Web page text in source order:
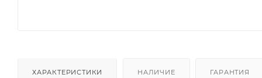
ХАРАКТЕРИСТИКИ НАЛИЧИЕ ГАРАНТИЯ